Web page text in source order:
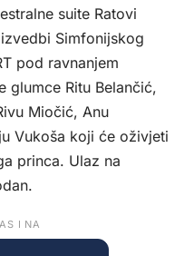
suite Ratovi
Simfonijskog
pod ravnanjem
glumce Ritu Belančić,
Miočić, Anu
Vukoša koji će oživjeti
princa. Ulaz na
I NA